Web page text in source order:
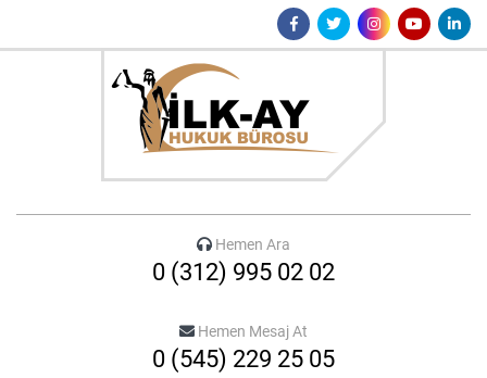
Hemen Ara
0 (312) 995 02 02
Hemen Mesaj At
0 (545) 229 25 05